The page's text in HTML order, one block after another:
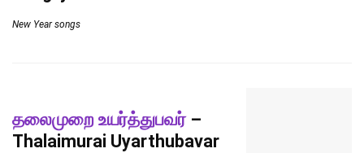
New Year songs
தலைமுறை உயர்த்துபவர்–
Thalaimurai Uyarthubavar